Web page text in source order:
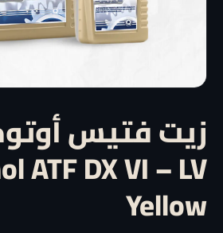
زيت فتيس
ATF DX VI – LV
Yellow